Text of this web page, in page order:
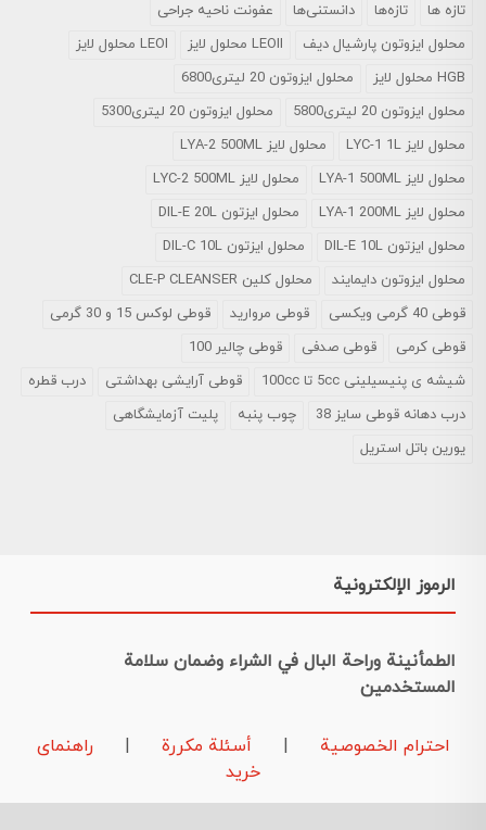
تازه ها تازه‌ها دانستنی‌ها
عفونت ناحیه جراحی
محلول ايزوتون پارشيال ديف
LEOII محلول لایز
LEOI محلول لایز
HGB محلول لایز
محلول ایزوتون 20 لیتری6800
محلول ایزوتون 20 لیتری5800
محلول ایزوتون 20 لیتری5300
محلول لایز LYC-1 1L
محلول لایز LYA-2 500ML
محلول لایز LYA-1 500ML
محلول لایز LYC-2 500ML
محلول لایز LYA-1 200ML
محلول ایزتون DIL-E 20L
محلول ایزتون DIL-E 10L
محلول ایزتون DIL-C 10L
محلول ایزوتون دایمایند
محلول کلین CLE-P CLEANSER
قوطی 40 گرمی ویکسی
قوطی مروارید
قوطی لوکس 15 و 30 گرمی
قوطی کرمی
قوطی صدفی
قوطی چالیر 100
شیشه ی پنیسیلینی 5cc تا 100cc
قوطی آرایشی بهداشتی
درب قطره
درب دهانه قوطی سایز 38
چوب پنبه
پلیت آزمایشگاهی
یورین باتل استریل
الرموز الإلكترونية
الطمأنينة وراحة البال في الشراء وضمان سلامة
المستخدمين
احترام الخصوصية أسئلة مكررة
راهنمای
خرید